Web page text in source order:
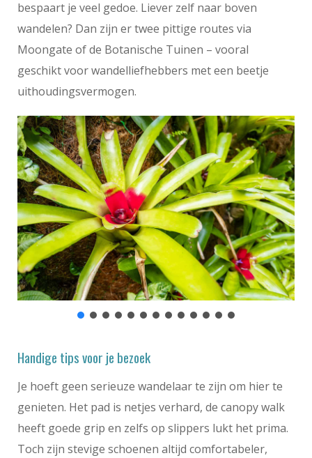
bespaart je veel gedoe. Liever zelf naar boven
wandelen? Dan zijn er twee pittige routes via
Moongate of de Botanische Tuinen – vooral
geschikt voor wandelliefhebbers met een beetje
uithoudingsvermogen.
Handige tips voor je bezoek
Je hoeft geen serieuze wandelaar te zijn om hier te
genieten. Het pad is netjes verhard, de canopy walk
heeft goede grip en zelfs op slippers lukt het prima.
Toch zijn stevige schoenen altijd comfortabeler,